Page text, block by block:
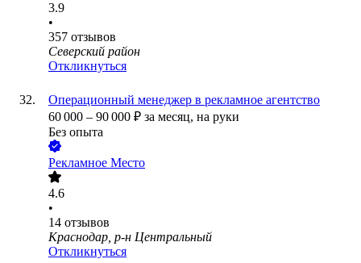
3.9
•
357 отзывов
Северский район
Откликнуться
Операционный менеджер в рекламное агентство
60 000 – 90 000 ₽ за месяц, на руки
Без опыта
Рекламное Место
4.6
•
14 отзывов
Краснодар, р-н Центральный
Откликнуться